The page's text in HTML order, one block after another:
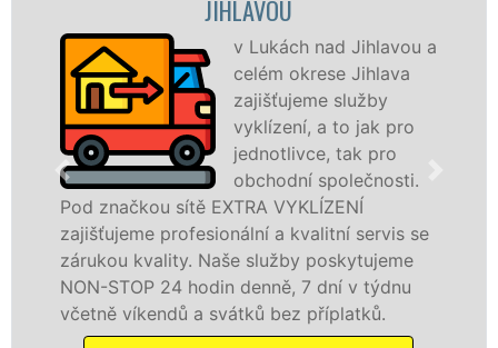
v Lukách nad Jihlavou a
celém okrese Jihlava
zajišťujeme služby
vyklízení, a to jak pro
jednotlivce, tak pro
obchodní společnosti.
sítě EXTRA VYKLÍZENÍ
profesionální a kvalitní servis se
Naše služby poskytujeme
24 hodin denně, 7 dní v týdnu
a svátků bez příplatků.
tuto
osobám
práce, a